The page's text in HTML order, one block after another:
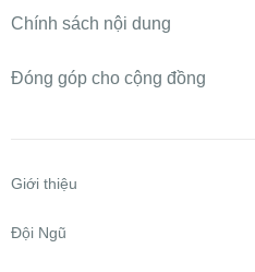
Chính sách nội dung
Đóng góp cho cộng đồng
Giới thiệu
Đội Ngũ